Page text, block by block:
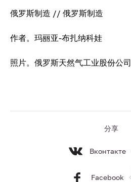
俄罗斯制造 // 俄罗斯制造
作者。玛丽亚-布扎纳科娃
照片。俄罗斯天然气工业股份公司
分享
Вконтакте
Facebook